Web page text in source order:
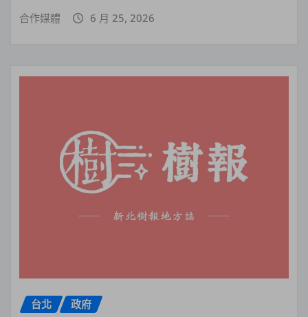
合作媒體 6 月 25, 2026
台北 政府